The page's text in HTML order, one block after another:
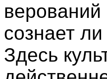
верований
сознает
Здесь